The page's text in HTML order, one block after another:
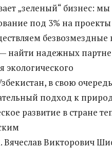
„зеленый“ бизнес:
под 3% на
найти надежных
экологического
в свою
подход к
развитие в стране
Вячеслав Викторович